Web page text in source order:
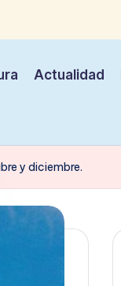
Actualidad
y diciembre.